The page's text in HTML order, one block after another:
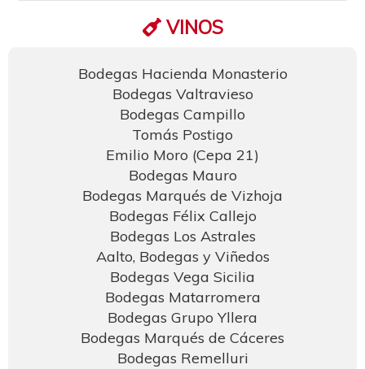
VINOS
Bodegas Hacienda Monasterio
Bodegas Valtravieso
Bodegas Campillo
Tomás Postigo
Emilio Moro (Cepa 21)
Bodegas Mauro
Bodegas Marqués de Vizhoja
Bodegas Félix Callejo
Bodegas Los Astrales
Aalto, Bodegas y Viñedos
Bodegas Vega Sicilia
Bodegas Matarromera
Bodegas Grupo Yllera
Bodegas Marqués de Cáceres
Bodegas Remelluri